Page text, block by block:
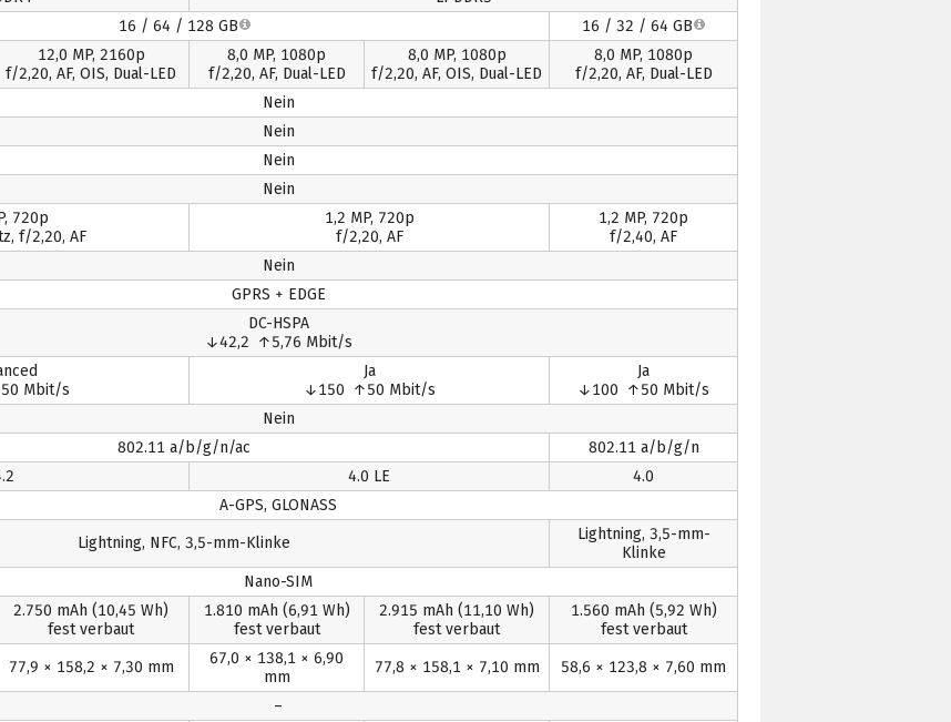
16 / 64 / 128 GB
16 / 32 / 64 GB
12,0 MP, 2160p
f/2,20, AF, OIS, Dual-LED
8,0 MP, 1080p
f/2,20, AF, Dual-LED
8,0 MP, 1080p
f/2,20, AF, OIS, Dual-LED
8,0 MP, 1080p
f/2,20, AF, Dual-LED
Nein
Nein
Nein
Nein
720p
f/2,20, AF
1,2 MP, 720p
f/2,20, AF
1,2 MP, 720p
f/2,40, AF
Nein
GPRS + EDGE
DC-HSPA
↓42,2 ↑5,76 Mbit/s
Mbit/s
Ja
↓150 ↑50 Mbit/s
Ja
↓100 ↑50 Mbit/s
Nein
802.11 a/b/g/n/ac
802.11 a/b/g/n
4.0 LE
4.0
A-GPS, GLONASS
Lightning, NFC, 3,5-mm-Klinke
Lightning, 3,5-mm-
Klinke
Nano-SIM
2.750 mAh (10,45 Wh)
fest verbaut
1.810 mAh (6,91 Wh)
fest verbaut
2.915 mAh (11,10 Wh)
fest verbaut
1.560 mAh (5,92 Wh)
fest verbaut
77,9 × 158,2 × 7,30 mm
67,0 × 138,1 × 6,90
mm
77,8 × 158,1 × 7,10 mm 58,6 × 123,8 × 7,60 mm
–